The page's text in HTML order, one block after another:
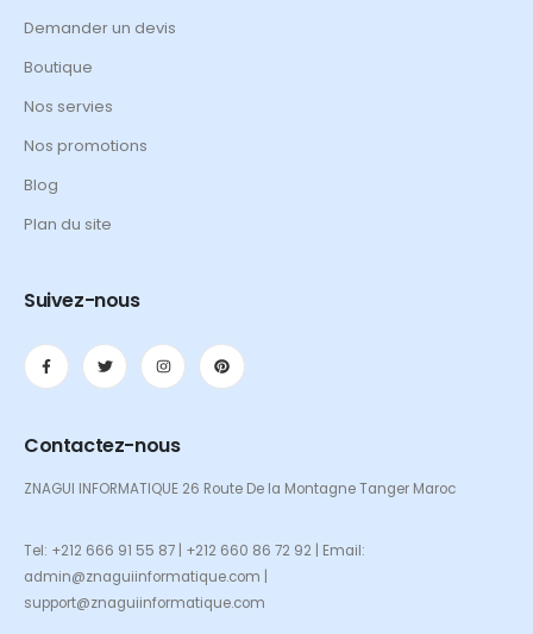
Demander un devis
Boutique
Nos servies
Nos promotions
Blog
Plan du site
Suivez-nous
Contactez-nous
ZNAGUI INFORMATIQUE 26 Route De la Montagne Tanger Maroc
Tel: +212 666 91 55 87 | +212 660 86 72 92 | Email:
admin@znaguiinformatique.com |
support@znaguiinformatique.com